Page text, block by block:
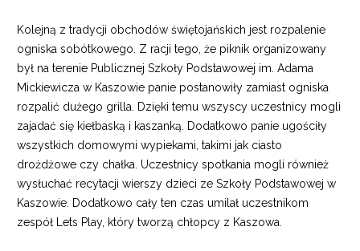
Kolejną z tradycji obchodów świętojańskich jest rozpalenie
ogniska sobótkowego. Z racji tego, że piknik organizowany
był na terenie Publicznej Szkoły Podstawowej im. Adama
Mickiewicza w Kaszowie panie postanowiły zamiast ogniska
rozpalić dużego grilla. Dzięki temu wszyscy uczestnicy mogli
zajadać się kiełbaską i kaszanką. Dodatkowo panie ugościły
wszystkich domowymi wypiekami, takimi jak ciasto
drożdżowe czy chałka. Uczestnicy spotkania mogli również
wysłuchać recytacji wierszy dzieci ze Szkoły Podstawowej w
Kaszowie. Dodatkowo cały ten czas umilał uczestnikom
zespół Lets Play, który tworzą chłopcy z Kaszowa.